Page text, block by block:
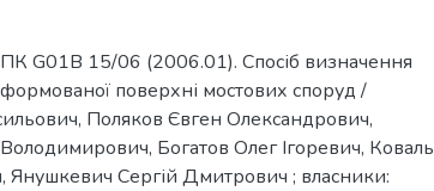
G01B 15/06 (2006.01). Спосіб визначення
поверхні мостових споруд /
Поляков Євген Олександрович,
Богатов Олег Ігоревич, Коваль
Янушкевич Сергій Дмитрович ; власники: